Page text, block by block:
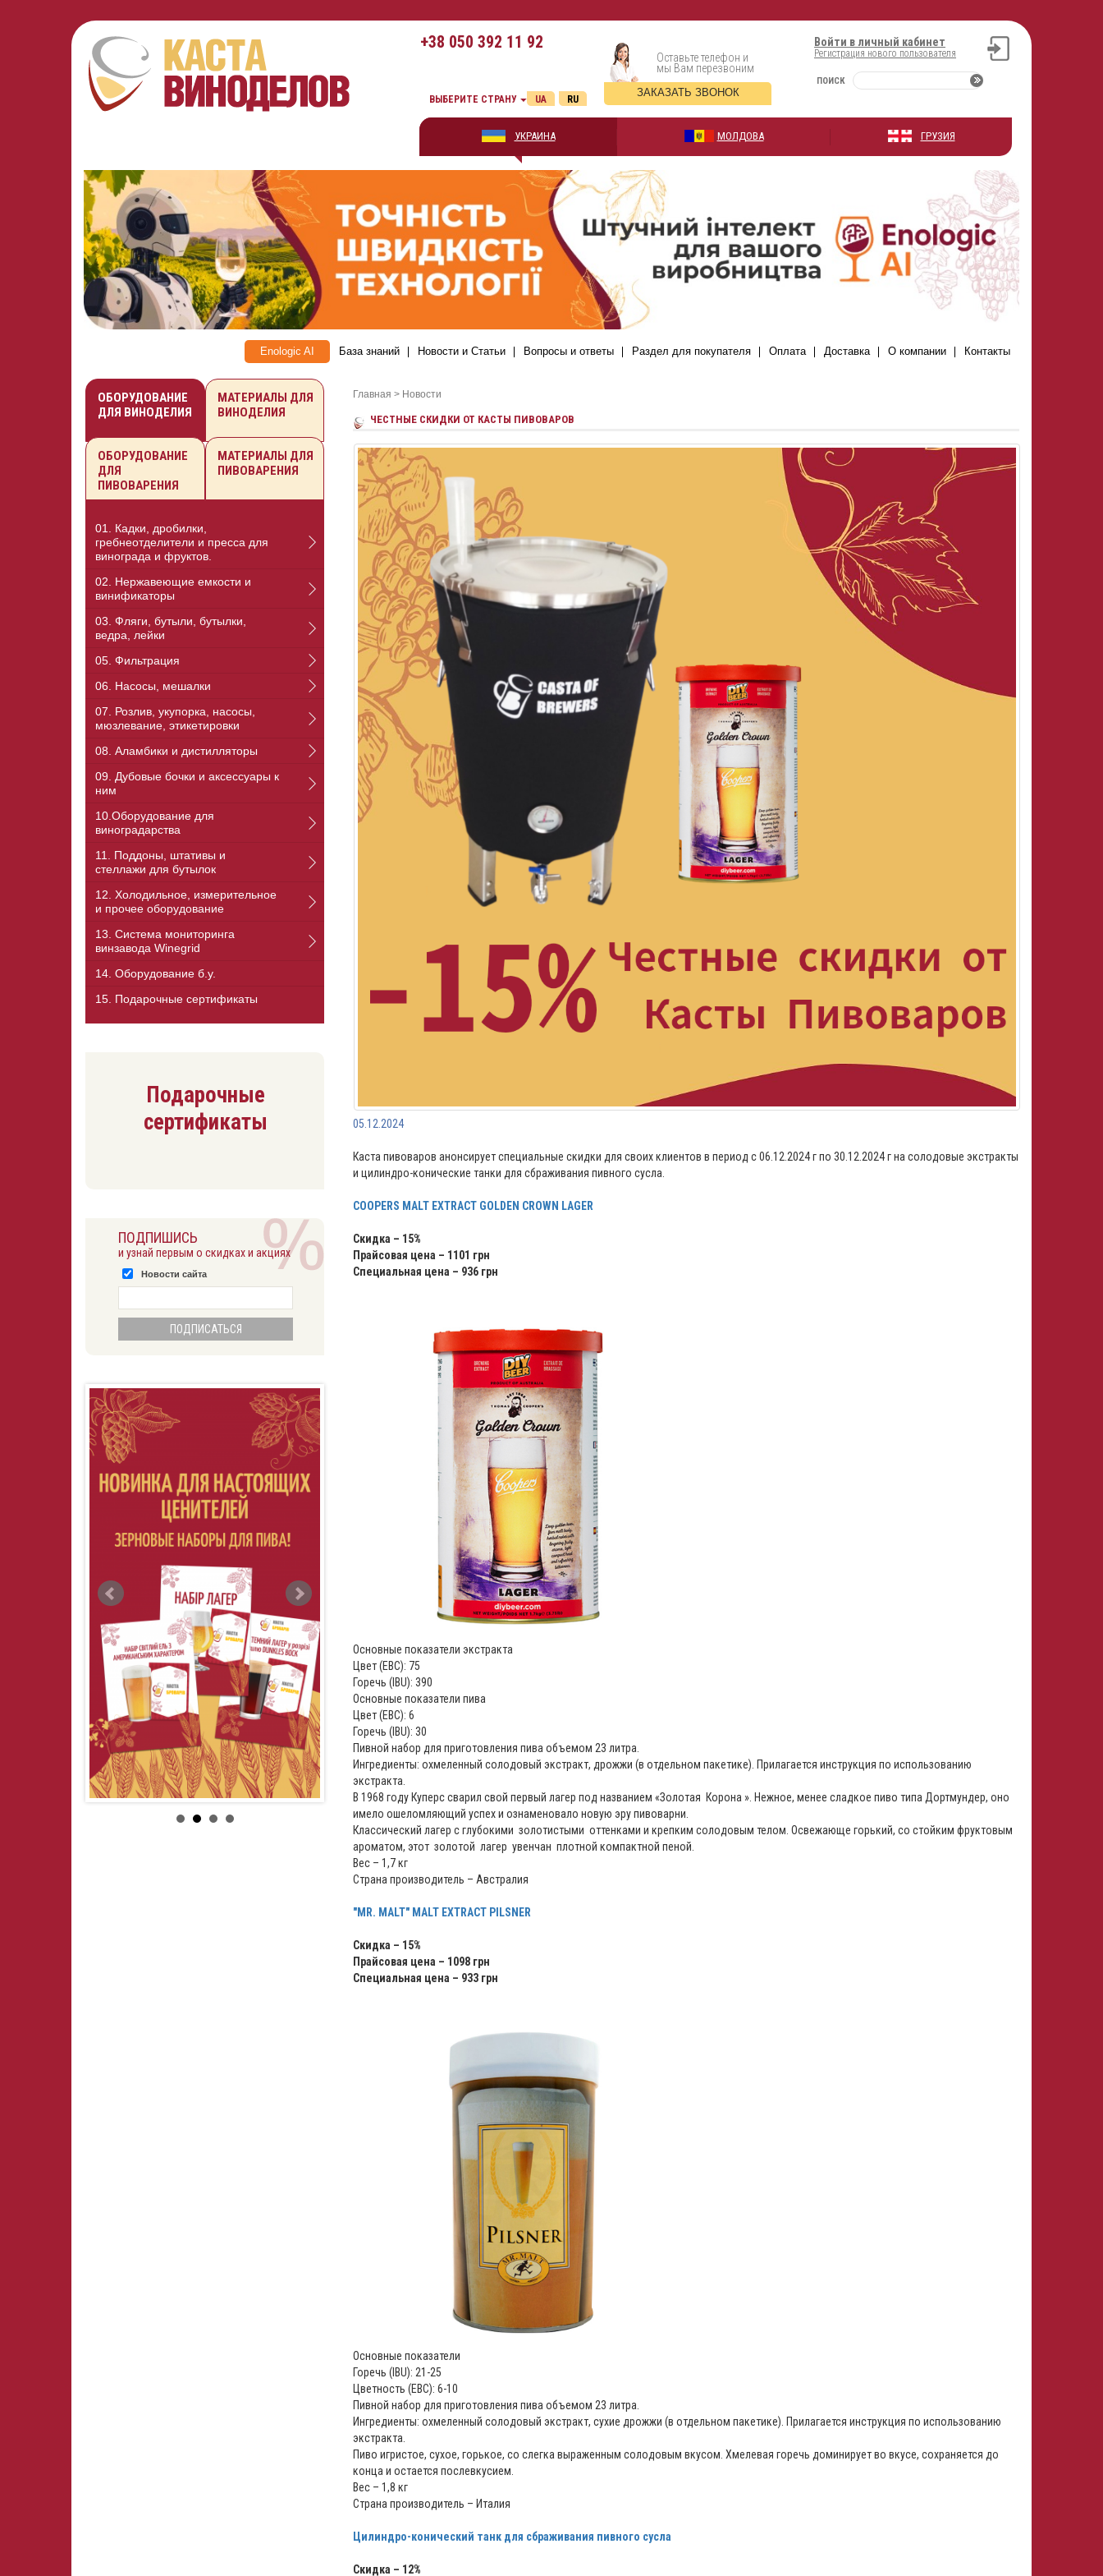
+38 050 392 11 92 Войти в личный кабинет
Регистрация нового пользователя
ПОИСК
Оставьте телефон и
мы Вам перезвоним
ЗАКАЗАТЬ ЗВОНОК
ВЫБЕРИТЕ СТРАНУ RU
UA
УКРАИНА МОЛДОВА ГРУЗИЯ
Enologic AI База знаний Новости и Статьи Вопросы и ответы Раздел для покупателя Оплата Доставка О компании Контакты
Главная > Новости
ЧЕСТНЫЕ СКИДКИ ОТ КАСТЫ ПИВОВАРОВ
05.12.2024
Каста пивоваров анонсирует специальные скидки для своих клиентов в период с 06.12.2024 г по 30.12.2024 г на солодовые экстракты
и цилиндро-конические танки для сбраживания пивного сусла.
COOPERS MALT EXTRACT GOLDEN CROWN LAGER
Скидка – 15%
Прайсовая цена – 1101 грн
Специальная цена – 936 грн
Основные показатели экстракта
Цвет (ЕВС): 75
Горечь (IBU): 390
Основные показатели пива
Цвет (ЕВС): 6
Горечь (IBU): 30
Пивной набор для приготовления пива объемом 23 литра.
Ингредиенты: охмеленный солодовый экстракт, дрожжи (в отдельном пакетике). Прилагается инструкция по использованию
экстракта.
В 1968 году Куперс сварил свой первый лагер под названием «Золотая Корона ». Нежное, менее сладкое пиво типа Дортмундер, оно
имело ошеломляющий успех и ознаменовало новую эру пивоварни.
Классический лагер с глубокими золотистыми оттенками и крепким солодовым телом. Освежающе горький, со стойким фруктовым
ароматом, этот золотой лагер увенчан плотной компактной пеной.
Вес – 1,7 кг
Страна производитель – Австралия
"MR. MALT" MALT EXTRACT PILSNER
Скидка – 15%
Прайсовая цена – 1098 грн
Специальная цена – 933 грн
Основные показатели
Горечь (IBU): 21-25
Цветность (EBC): 6-10
Пивной набор для приготовления пива объемом 23 литра.
Ингредиенты: охмеленный солодовый экстракт, сухие дрожжи (в отдельном пакетике). Прилагается инструкция по использованию
экстракта.
Пиво игристое, сухое, горькое, со слегка выраженным солодовым вкусом. Хмелевая горечь доминирует во вкусе, сохраняется до
конца и остается послевкусием.
Вес – 1,8 кг
Страна производитель – Италия
Цилиндро-конический танк для сбраживания пивного сусла
Скидка – 12%
ОБОРУДОВАНИЕ
ДЛЯ ВИНОДЕЛИЯ
МАТЕРИАЛЫ ДЛЯ
ВИНОДЕЛИЯ
ОБОРУДОВАНИЕ
ДЛЯ
ПИВОВАРЕНИЯ
МАТЕРИАЛЫ ДЛЯ
ПИВОВАРЕНИЯ
01. Кадки, дробилки,
гребнеотделители и пресса для
винограда и фруктов.
02. Нержавеющие емкости и
винификаторы
03. Фляги, бутыли, бутылки,
ведра, лейки
05. Фильтрация
06. Насосы, мешалки
07. Розлив, укупорка, насосы,
мюзлевание, этикетировки
08. Аламбики и дистилляторы
09. Дубовые бочки и аксессуары к
ним
10.Оборудование для
виноградарства
11. Поддоны, штативы и
стеллажи для бутылок
12. Холодильное, измерительное
и прочее оборудование
13. Cистема мониторинга
винзавода Winegrid
14. Оборудование б.у.
15. Подарочные сертификаты
Подарочные
сертификаты
ПОДПИШИСЬ
и узнай первым о скидках и акциях
Новости сайта